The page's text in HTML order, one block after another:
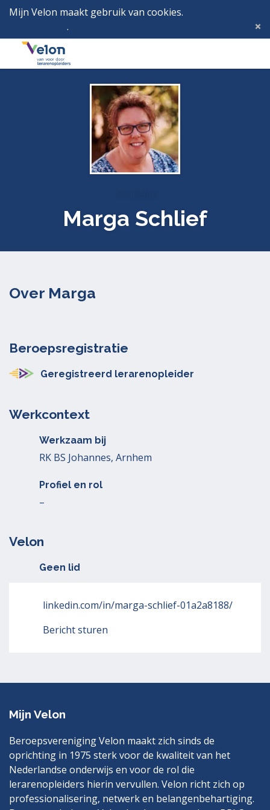
Mijn Velon maakt gebruik van cookies.
.
Menu
Marga Schlief
Over Marga
Beroepsregistratie
Geregistreerd lerarenopleider
Werkcontext
Werkzaam bij
RK BS Johannes, Arnhem
Profiel en rol
–
Velon
Geen lid
linkedin.com/in/marga-schlief-01a2a8188/
Bericht sturen
Mijn Velon
Beroepsvereniging Velon maakt zich sinds de
oprichting in 1975 sterk voor de kwaliteit van het
Nederlandse onderwijs en voor de rol die
lerarenopleiders hierin vervullen. Velon richt zich op
professionalisering, netwerk en belangenbehartiging.